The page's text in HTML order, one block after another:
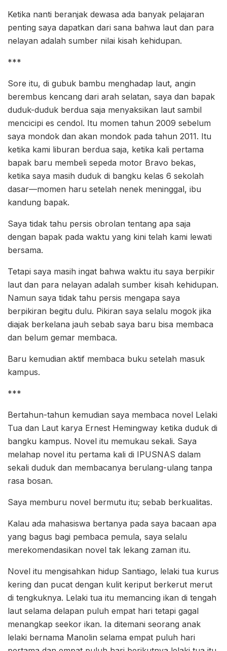
Ketika nanti beranjak dewasa ada banyak pelajaran
penting saya dapatkan dari sana bahwa laut dan para
nelayan adalah sumber nilai kisah kehidupan.
***
Sore itu, di gubuk bambu menghadap laut, angin
berembus kencang dari arah selatan, saya dan bapak
duduk-duduk berdua saja menyaksikan laut sambil
mencicipi es cendol. Itu momen tahun 2009 sebelum
saya mondok dan akan mondok pada tahun 2011. Itu
ketika kami liburan berdua saja, ketika kali pertama
bapak baru membeli sepeda motor Bravo bekas,
ketika saya masih duduk di bangku kelas 6 sekolah
dasar—momen haru setelah nenek meninggal, ibu
kandung bapak.
Saya tidak tahu persis obrolan tentang apa saja
dengan bapak pada waktu yang kini telah kami lewati
bersama.
Tetapi saya masih ingat bahwa waktu itu saya berpikir
laut dan para nelayan adalah sumber kisah kehidupan.
Namun saya tidak tahu persis mengapa saya
berpikiran begitu dulu. Pikiran saya selalu mogok jika
diajak berkelana jauh sebab saya baru bisa membaca
dan belum gemar membaca.
Baru kemudian aktif membaca buku setelah masuk
kampus.
***
Bertahun-tahun kemudian saya membaca novel Lelaki
Tua dan Laut karya Ernest Hemingway ketika duduk di
bangku kampus. Novel itu memukau sekali. Saya
melahap novel itu pertama kali di IPUSNAS dalam
sekali duduk dan membacanya berulang-ulang tanpa
rasa bosan.
Saya memburu novel bermutu itu; sebab berkualitas.
Kalau ada mahasiswa bertanya pada saya bacaan apa
yang bagus bagi pembaca pemula, saya selalu
merekomendasikan novel tak lekang zaman itu.
Novel itu mengisahkan hidup Santiago, lelaki tua kurus
kering dan pucat dengan kulit keriput berkerut merut
di tengkuknya. Lelaki tua itu memancing ikan di tengah
laut selama delapan puluh empat hari tetapi gagal
menangkap seekor ikan. Ia ditemani seorang anak
lelaki bernama Manolin selama empat puluh hari